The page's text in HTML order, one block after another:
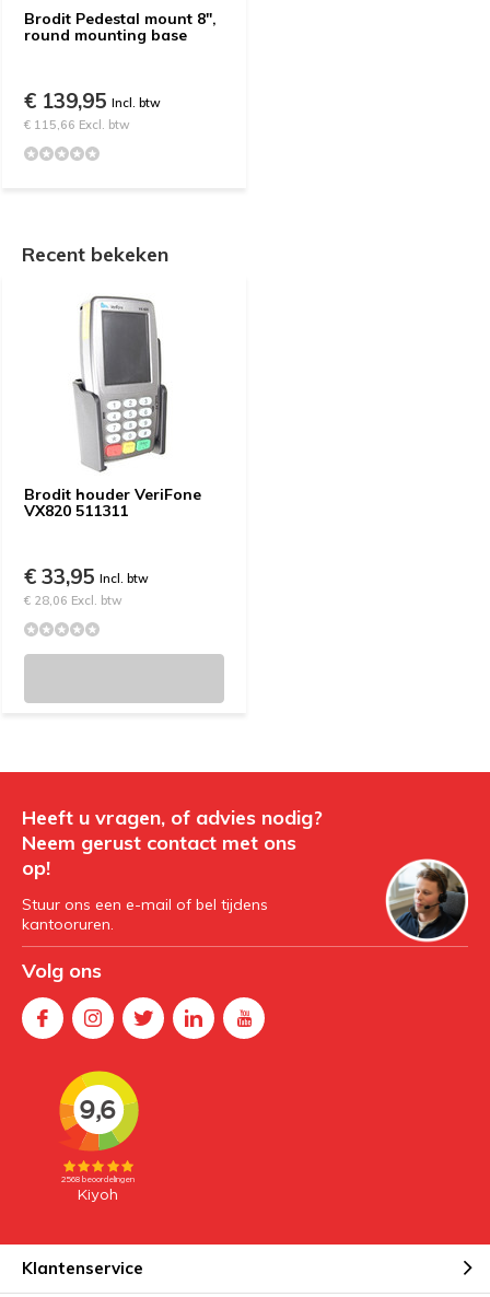
Brodit Pedestal mount 8",
round mounting base
€ 139,95 Incl. btw
€ 115,66 Excl. btw
Recent bekeken
Brodit houder VeriFone
VX820 511311
€ 33,95 Incl. btw
€ 28,06 Excl. btw
Heeft u vragen, of advies nodig?
Neem gerust contact met ons
op!
Stuur ons een e-mail of bel tijdens
kantooruren.
Volg ons
Klantenservice